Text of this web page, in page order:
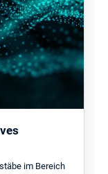
im Bereich